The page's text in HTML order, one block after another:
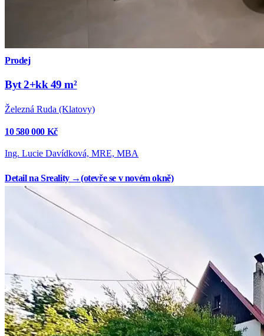
Prodej
Byt 2+kk 49 m²
Železná Ruda (Klatovy)
10 580 000 Kč
Ing. Lucie Davídková, MRE, MBA
Detail na Sreality →(otevře se v novém okně)